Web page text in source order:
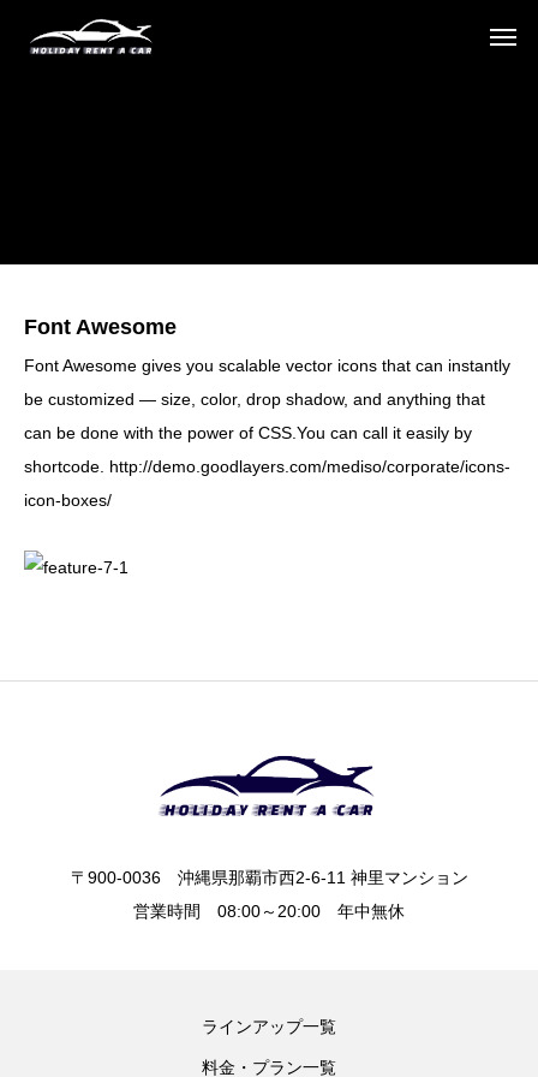
Font Awesome
Font Awesome gives you scalable vector icons that can instantly
be customized — size, color, drop shadow, and anything that
can be done with the power of CSS.You can call it easily by
shortcode. http://demo.goodlayers.com/mediso/corporate/icons-
icon-boxes/
〒900-0036 沖縄県那覇市西2-6-11 神里マンション
営業時間 08:00～20:00 年中無休
ラインアップ一覧
料金・プラン一覧